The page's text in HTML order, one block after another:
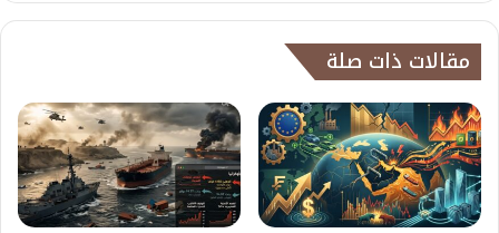
مقالات ذات صلة